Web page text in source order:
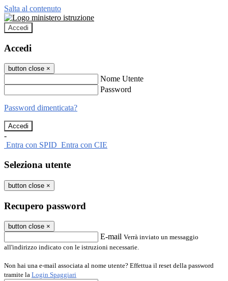
Salta al contenuto
Accedi
Accedi
button close ×
Nome Utente
Password
Password dimenticata?
-
Entra con SPID Entra con CIE
Seleziona utente
button close ×
Recupero password
button close ×
E-mail Verrà inviato un messaggio
all'indirizzo indicato con le istruzioni necessarie.
Non hai una e-mail associata al nome utente? Effettua il reset della password
tramite la Login Spaggiari